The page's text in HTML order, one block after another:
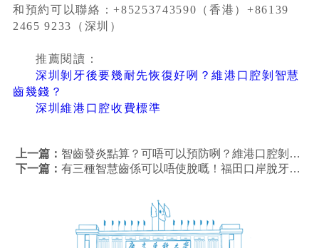
和預約可以聯絡：+85253743590（香港）+86139
2465 9233（深圳）
推薦閱讀：
深圳剝牙後要幾耐先恢復好咧？維港口腔剝智慧
齒幾錢？
深圳維港口腔收費標準
上一篇： 智齒發炎點算？可唔可以預防咧？維港口腔剝智慧齒收費標準
下一篇：有三種智慧齒係可以唔使脫嘅！福田口岸脫牙邊間牙科好？